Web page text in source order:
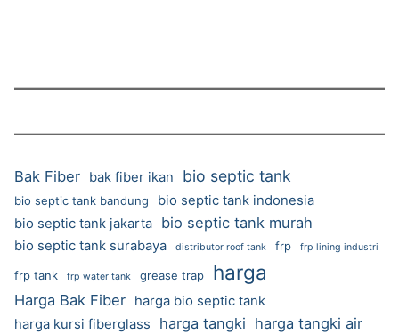
Bak Fiber bak fiber ikan bio septic tank
bio septic tank bandung
bio septic tank indonesia
bio septic tank jakarta
bio septic tank murah
bio septic tank surabaya distributor roof tank frp frp lining industri
frp tank frp water tank grease trap harga
Harga Bak Fiber
harga bio septic tank
harga kursi fiberglass
harga tangki harga tangki air